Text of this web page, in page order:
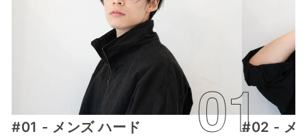
メンズ ハード メ